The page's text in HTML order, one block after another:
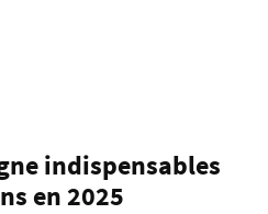
indispensables
en 2025